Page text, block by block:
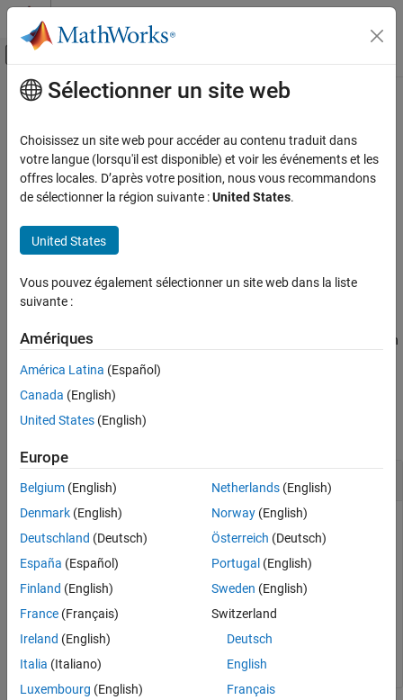
Passer au contenu
Activer/désactiver l'affichage du menu
Accueil de la documentation
MATLAB Compiler SDK
Python Package Integration
ON THIS PAGE
Description
Output Arguments
See Also
Contenu principal
myDeployedModule.initialize
Pythonmodule to initialize package and return a handle
collapse all in page
myobj = myDeployedModule.initialize()
myobj= myDeployedModule.initialize()
return value is used as a handle on which any of the functions can
Examples
This example shows how to create a handle to a package
namedmyDeployedModule
. This handle is then used for calling
a deployed MATLAB function calledmakesqr.
import myDeployedModule myobj =
myDeployedModule.initialize()
print(myobj.makesqr(3)) myobj.terminate()
Sélectionner un site web
Choisissez un site web pour accéder au contenu traduit dans
votre langue (lorsqu'il est disponible) et voir les événements et les
offres locales. D’après votre position, nous vous recommandons
de sélectionner la région suivante :United States.
United States
Vous pouvez également sélectionner un site web dans la liste
suivante :
Amériques
América Latina (Español)
Canada (English)
United States (English)
Europe
Belgium (English)
Denmark (English)
Deutschland (Deutsch)
España (Español)
Finland (English)
France (Français)
Ireland (English)
Italia (Italiano)
Luxembourg (English)
Netherlands(English)
Norway(English)
Österreich (Deutsch)
Portugal (English)
Sweden (English)
Switzerland
Deutsch
English
Français